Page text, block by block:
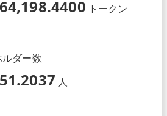
トークン
ルダー数
人